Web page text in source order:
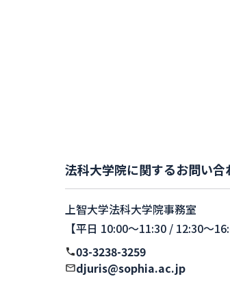
法科大学院に関するお問い合
上智大学法科大学院事務室
【平日 10:00〜11:30 / 12:30〜
03-3238-3259
djuris@sophia.ac.jp